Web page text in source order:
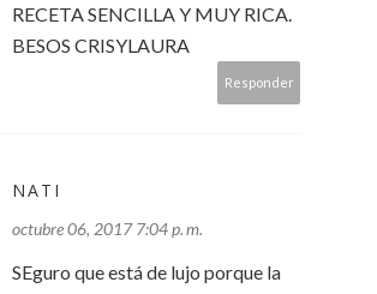
RECETA SENCILLA Y MUY RICA.
BESOS CRISYLAURA
Responder
NATI
octubre 06, 2017 7:04 p. m.
SEguro que está de lujo porque la